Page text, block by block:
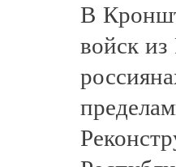
В
войск